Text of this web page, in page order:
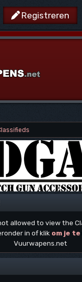
Registreren
allowed to view the
in of klik om je
Vuurwapens.net